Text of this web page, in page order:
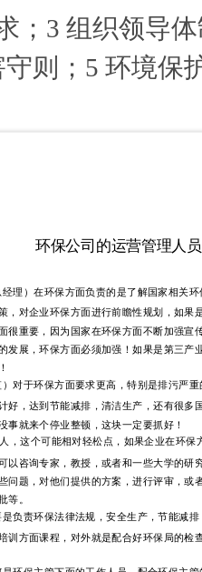
；3 组织领导
则；5 环境保